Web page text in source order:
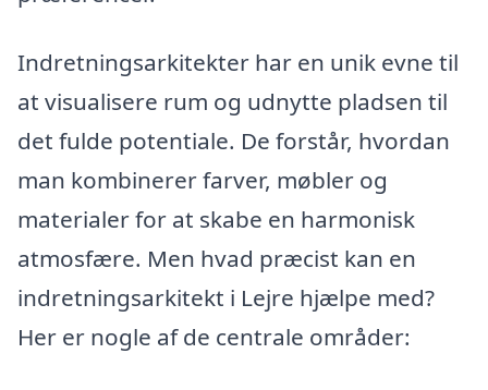
Indretningsarkitekter har en unik evne til
at visualisere rum og udnytte pladsen til
det fulde potentiale. De forstår, hvordan
man kombinerer farver, møbler og
materialer for at skabe en harmonisk
atmosfære. Men hvad præcist kan en
indretningsarkitekt i Lejre hjælpe med?
Her er nogle af de centrale områder: